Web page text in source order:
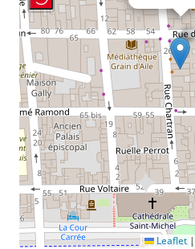
Recenter Map
Leaflet |